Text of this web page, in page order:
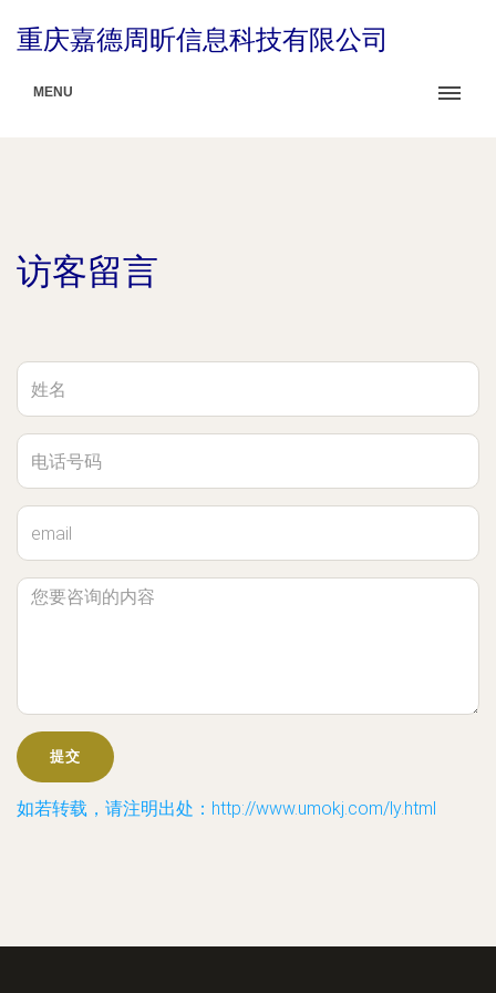
重庆嘉德周昕信息科技有限公司
MENU
访客留言
如若转载，请注明出处：http://www.umokj.com/ly.html